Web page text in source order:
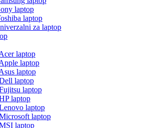
laptop
laptop
za laptop
laptop
laptop
laptop
laptop
laptop
laptop
laptop
laptop
laptop